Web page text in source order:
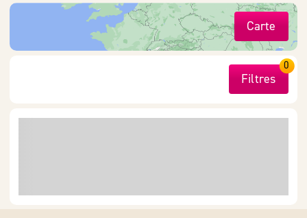
Carte
Filtres
0